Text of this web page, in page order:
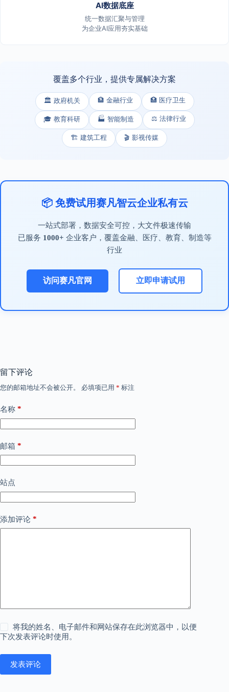
AI数据底座
统一数据汇聚与管理
为企业AI应用夯实基础
覆盖多个行业，提供专属解决方案
🏛️ 政府机关 🏦 金融行业 🏥 医疗卫生
🎓 教育科研 🏭 智能制造 ⚖️ 法律行业
🏗️ 建筑工程 🎬 影视传媒
📦 免费试用赛凡智云企业私有云
一站式部署，数据安全可控，大文件极速传输
已服务 1000+ 企业客户，覆盖金融、医疗、教育、制造等
行业
访问赛凡官网 立即申请试用
留下评论
您的邮箱地址不会被公开。 必填项已用 * 标注
名称 *
邮箱 *
站点
添加评论 *
将我的姓名、电子邮件和网站保存在此浏览器中，以便
下次发表评论时使用。
发表评论